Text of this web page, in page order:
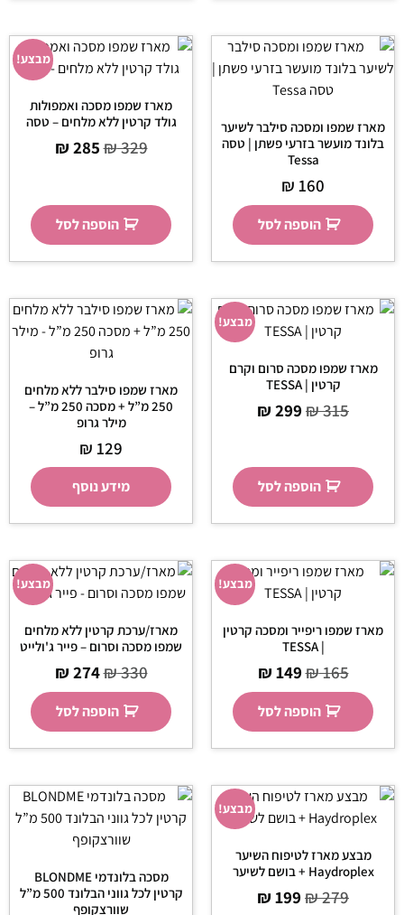
מארז שמפו ומסכה סילבר לשיער
בלונד מועשר בזרעי פשתן | טסה
Tessa
₪160
הוספה לסל
מבצע!
מארז שמפו מסכה ואמפולות
גולד קרטין ללא מלחים – טסה
₪329
₪285
הוספה לסל
מבצע!
מארז שמפו מסכה סרום וקרם
קרטין | TESSA
₪315
₪299
הוספה לסל
מארז שמפו סילבר ללא מלחים
250 מ”ל + מסכה 250 מ”ל –
מילר גרופ
₪ 129
מידע נוסף
מבצע!
מארז שמפו ריפייר ומסכה קרטין
| TESSA
₪165
₪149
הוספה לסל
מבצע!
מארז/ערכת קרטין ללא מלחים
שמפו מסכה וסרום – פייר ג'ולייט
₪330
₪274
הוספה לסל
מבצע!
מבצע מארז לטיפוח השיער
Haydroplex + בושם לשיער
₪279
₪199
מסכה בלונדמי BLONDME
קרטין לכל גווני הבלונד 500 מ”ל
שוורצקופף